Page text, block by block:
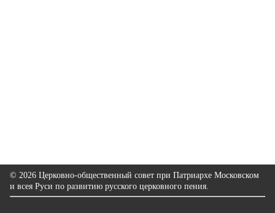
© 2026 Церковно-общественный совет при Патриархе Московском
и всея Руси по развитию русского церковного пения.